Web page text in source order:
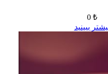
0 ₺
ببینید